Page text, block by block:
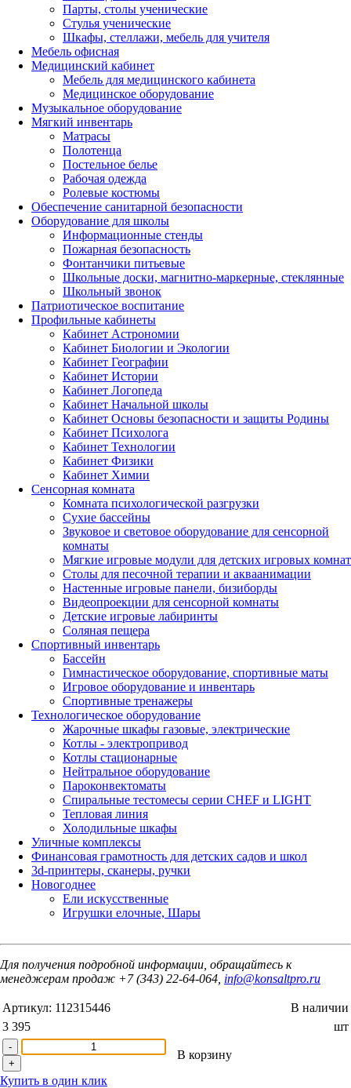
Парты, столы ученические
Стулья ученические
Шкафы, стеллажи, мебель для учителя
Мебель офисная
Медицинский кабинет
Мебель для медицинского кабинета
Медицинское оборудование
Музыкальное оборудование
Мягкий инвентарь
Матрасы
Полотенца
Постельное белье
Рабочая одежда
Ролевые костюмы
Обеспечение санитарной безопасности
Оборудование для школы
Информационные стенды
Пожарная безопасность
Фонтанчики питьевые
Школьные доски, магнитно-маркерные, стеклянные
Школьный звонок
Патриотическое воспитание
Профильные кабинеты
Кабинет Астрономии
Кабинет Биологии и Экологии
Кабинет Географии
Кабинет Истории
Кабинет Логопеда
Кабинет Начальной школы
Кабинет Основы безопасности и защиты Родины
Кабинет Психолога
Кабинет Технологии
Кабинет Физики
Кабинет Химии
Сенсорная комната
Комната психологической разгрузки
Сухие бассейны
Звуковое и световое оборудование для сенсорной
комнаты
Мягкие игровые модули для детских игровых комнат
Столы для песочной терапии и акваанимации
Настенные игровые панели, бизиборды
Видеопроекции для сенсорной комнаты
Детские игровые лабиринты
Соляная пещера
Спортивный инвентарь
Бассейн
Гимнастическое оборудование, спортивные маты
Игровое оборудование и инвентарь
Спортивные тренажеры
Технологическое оборудование
Жарочные шкафы газовые, электрические
Котлы - электропривод
Котлы стационарные
Нейтральное оборудование
Пароконвектоматы
Спиральные тестомесы серии CHEF и LIGHT
Тепловая линия
Холодильные шкафы
Уличные комплексы
Финансовая грамотность для детских садов и школ
3d-принтеры, сканеры, ручки
Новогоднее
Ели искусственные
Игрушки елочные, Шары
Для получения подробной информации, обращайтесь к
менеджерам продаж +7 (343) 22-64-064, info@konsaltpro.ru
Артикул: 112315446
В наличии
3 395
шт
-
+
В корзину
Купить в один клик